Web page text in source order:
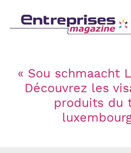
« Sou schmaacht
Découvrez les
produits du